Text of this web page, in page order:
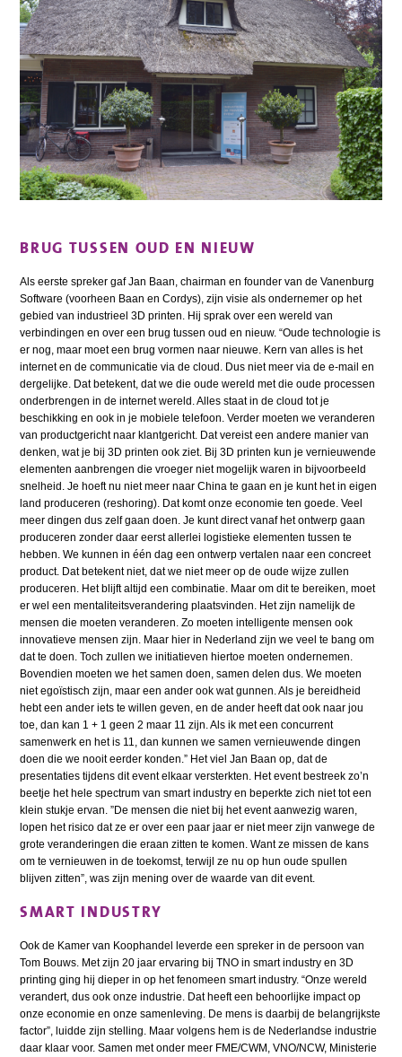
BRUG TUSSEN OUD EN NIEUW
Als eerste spreker gaf Jan Baan, chairman en founder van de Vanenburg
Software (voorheen Baan en Cordys), zijn visie als ondernemer op het
gebied van industrieel 3D printen. Hij sprak over een wereld van
verbindingen en over een brug tussen oud en nieuw. “Oude technologie is
er nog, maar moet een brug vormen naar nieuwe. Kern van alles is het
internet en de communicatie via de cloud. Dus niet meer via de e-mail en
dergelijke. Dat betekent, dat we die oude wereld met die oude processen
onderbrengen in de internet wereld. Alles staat in de cloud tot je
beschikking en ook in je mobiele telefoon. Verder moeten we veranderen
van productgericht naar klantgericht. Dat vereist een andere manier van
denken, wat je bij 3D printen ook ziet. Bij 3D printen kun je vernieuwende
elementen aanbrengen die vroeger niet mogelijk waren in bijvoorbeeld
snelheid. Je hoeft nu niet meer naar China te gaan en je kunt het in eigen
land produceren (reshoring). Dat komt onze economie ten goede. Veel
meer dingen dus zelf gaan doen. Je kunt direct vanaf het ontwerp gaan
produceren zonder daar eerst allerlei logistieke elementen tussen te
hebben. We kunnen in één dag een ontwerp vertalen naar een concreet
product. Dat betekent niet, dat we niet meer op de oude wijze zullen
produceren. Het blijft altijd een combinatie. Maar om dit te bereiken, moet
er wel een mentaliteitsverandering plaatsvinden. Het zijn namelijk de
mensen die moeten veranderen. Zo moeten intelligente mensen ook
innovatieve mensen zijn. Maar hier in Nederland zijn we veel te bang om
dat te doen. Toch zullen we initiatieven hiertoe moeten ondernemen.
Bovendien moeten we het samen doen, samen delen dus. We moeten
niet egoïstisch zijn, maar een ander ook wat gunnen. Als je bereidheid
hebt een ander iets te willen geven, en de ander heeft dat ook naar jou
toe, dan kan 1 + 1 geen 2 maar 11 zijn. Als ik met een concurrent
samenwerk en het is 11, dan kunnen we samen vernieuwende dingen
doen die we nooit eerder konden.” Het viel Jan Baan op, dat de
presentaties tijdens dit event elkaar versterkten. Het event bestreek zo’n
beetje het hele spectrum van smart industry en beperkte zich niet tot een
klein stukje ervan. ”De mensen die niet bij het event aanwezig waren,
lopen het risico dat ze er over een paar jaar er niet meer zijn vanwege de
grote veranderingen die eraan zitten te komen. Want ze missen de kans
om te vernieuwen in de toekomst, terwijl ze nu op hun oude spullen
blijven zitten”, was zijn mening over de waarde van dit event.
SMART INDUSTRY
Ook de Kamer van Koophandel leverde een spreker in de persoon van
Tom Bouws. Met zijn 20 jaar ervaring bij TNO in smart industry en 3D
printing ging hij dieper in op het fenomeen smart industry. “Onze wereld
verandert, dus ook onze industrie. Dat heeft een behoorlijke impact op
onze economie en onze samenleving. De mens is daarbij de belangrijkste
factor”, luidde zijn stelling. Maar volgens hem is de Nederlandse industrie
daar klaar voor. Samen met onder meer FME/CWM, VNO/NCW, Ministerie